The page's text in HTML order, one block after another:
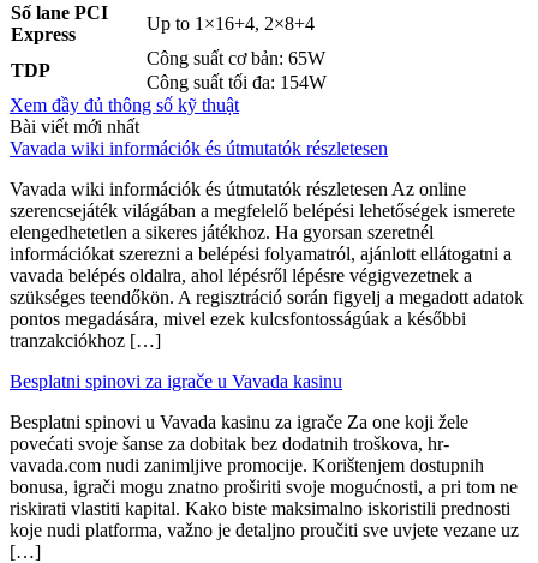
Số lane PCI
Express
Up to 1×16+4, 2×8+4
TDP
Công suất cơ bản: 65W
Công suất tối đa: 154W
Xem đầy đủ thông số kỹ thuật
Bài viết mới nhất
Vavada wiki információk és útmutatók részletesen
Vavada wiki információk és útmutatók részletesen Az online
szerencsejáték világában a megfelelő belépési lehetőségek ismerete
elengedhetetlen a sikeres játékhoz. Ha gyorsan szeretnél
információkat szerezni a belépési folyamatról, ajánlott ellátogatni a
vavada belépés oldalra, ahol lépésről lépésre végigvezetnek a
szükséges teendőkön. A regisztráció során figyelj a megadott adatok
pontos megadására, mivel ezek kulcsfontosságúak a későbbi
tranzakciókhoz […]
Besplatni spinovi za igrače u Vavada kasinu
Besplatni spinovi u Vavada kasinu za igrače Za one koji žele
povećati svoje šanse za dobitak bez dodatnih troškova, hr-
vavada.com nudi zanimljive promocije. Korištenjem dostupnih
bonusa, igrači mogu znatno proširiti svoje mogućnosti, a pri tom ne
riskirati vlastiti kapital. Kako biste maksimalno iskoristili prednosti
koje nudi platforma, važno je detaljno proučiti sve uvjete vezane uz
[…]